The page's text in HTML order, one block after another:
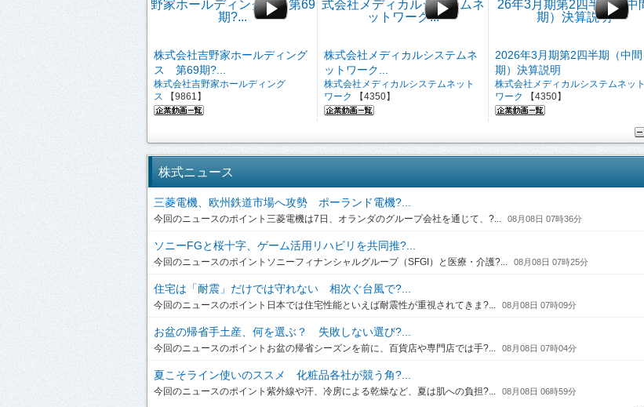
株式会社吉野家ホールディング
ス 第69期?...
株式会社吉野家ホールディング
ス 【9861】
株式会社メディカルシステムネ
ットワーク...
株式会社メディカルシステムネット
ワーク
【4350】
2026年3月期第2四半期（中間
期）決算説明
株式会社メディカルシステムネット
ワーク
【4350】
株式ニュース
三菱電機、欧州鉄道市場へ攻勢 ポーランド電機?...
今回のニュースのポイント三菱電機は7日、オランダのグループ会社を通じて、?... 08月08日 07時36分
ソニーFGと桜十字、ゲーム活用リハビリを共同推?...
今回のニュースのポイントソニーフィナンシャルグループ（SFGI）と医療・介護?... 08月08日 07時25分
住宅は「耐震」だけでは守れない 相次ぐ台風で?...
今回のニュースのポイント日本では住宅性能といえば耐震性が重視されてきま?... 08月08日 07時09分
お盆の帰省手土産、何を選ぶ？ 失敗しない選び?...
今回のニュースのポイントお盆の帰省シーズンを前に、百貨店や専門店では手?... 08月08日 07時04分
夏こそライン使いのススメ 化粧品各社が競う角?...
今回のニュースのポイント紫外線や汗、冷房による乾燥など、夏は肌への負担?... 08月08日 06時59分